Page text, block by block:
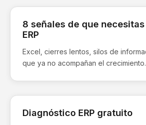
8 señales de que
ERP
Excel, cierres lentos, silos de
que ya no acompañan el crecimiento.
Diagnóstico ERP gratuito